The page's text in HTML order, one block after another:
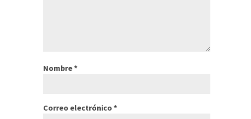
Nombre*
Correo electrónico *